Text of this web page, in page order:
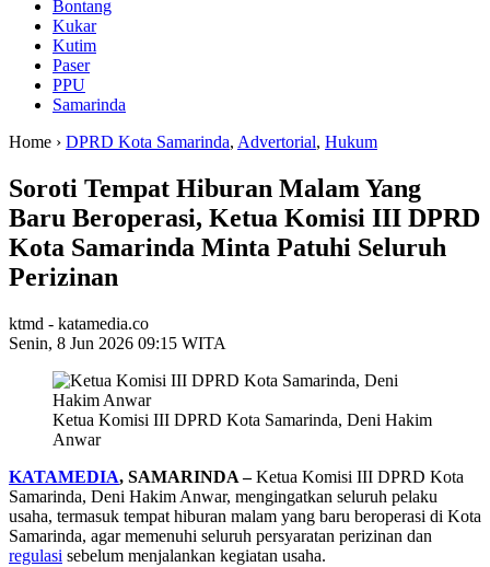
Bontang
Kukar
Kutim
Paser
PPU
Samarinda
Home › DPRD Kota Samarinda, Advertorial, Hukum
Soroti Tempat Hiburan Malam Yang
Baru Beroperasi, Ketua Komisi III DPRD
Kota Samarinda Minta Patuhi Seluruh
Perizinan
ktmd - katamedia.co
Senin, 8 Jun 2026 09:15 WITA
Ketua Komisi III DPRD Kota Samarinda, Deni Hakim
Anwar
KATAMEDIA, SAMARINDA –Ketua Komisi III DPRD Kota
Samarinda, Deni Hakim Anwar, mengingatkan seluruh pelaku
usaha, termasuk tempat hiburan malam yang baru beroperasi di Kota
Samarinda, agar memenuhi seluruh persyaratan perizinan dan
regulasi sebelum menjalankan kegiatan usaha.